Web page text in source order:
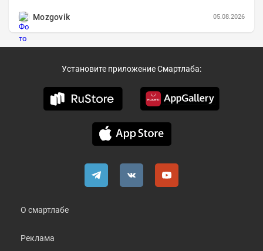
Mozgovik
05.08.2026
Установите приложение Смартлаба:
О смартлабе
Реклама